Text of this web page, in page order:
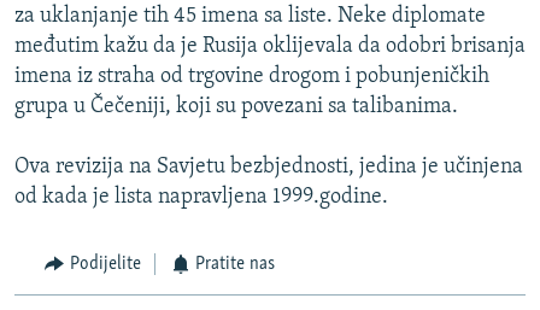
za uklanjanje tih 45 imena sa liste. Neke diplomate
međutim kažu da je Rusija oklijevala da odobri brisanja
imena iz straha od trgovine drogom i pobunjeničkih
grupa u Čečeniji, koji su povezani sa talibanima.
Ova revizija na Savjetu bezbjednosti, jedina je učinjena
od kada je lista napravljena 1999.godine.
Podijelite Pratite nas